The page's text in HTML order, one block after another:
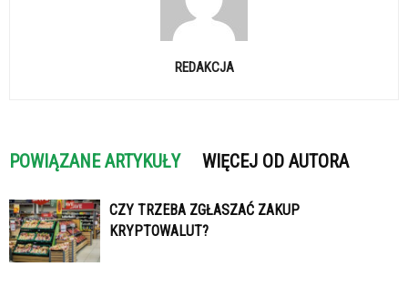
REDAKCJA
POWIĄZANE ARTYKUŁY WIĘCEJ OD AUTORA
CZY TRZEBA ZGŁASZAĆ ZAKUP
KRYPTOWALUT?